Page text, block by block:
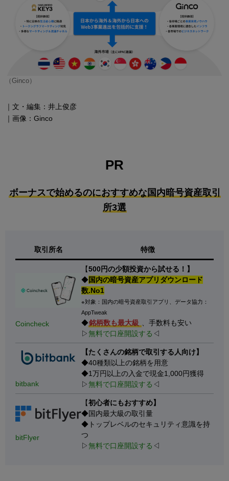
（Ginco）
｜文・編集：井上俊彦
｜画像：Ginco
PR
ボーナスで始めるのにおすすめな国内暗号資産取引
所3選
取引所名 特徴
Coincheck
【500円の少額投資から試せる！】
◆国内の暗号資産アプリダウンロード
数.No1
※対象：国内の暗号資産取引アプリ、データ協力：
AppTweak
◆銘柄数も最大級
、手数料も安い
▷無料で口座開設する ◁
bitbank
【たくさんの銘柄で取引する人向け】
◆40種類以上の銘柄を用意
◆1万円以上の入金で現金1,000円獲得
▷無料で口座開設する ◁
bitFlyer
【初心者にもおすすめ】
◆国内最大級の取引量
◆トップレベルのセキュリティ意識を持
つ
▷無料で口座開設する ◁